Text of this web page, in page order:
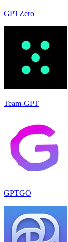
GPTZero
Team-GPT
GPTGO